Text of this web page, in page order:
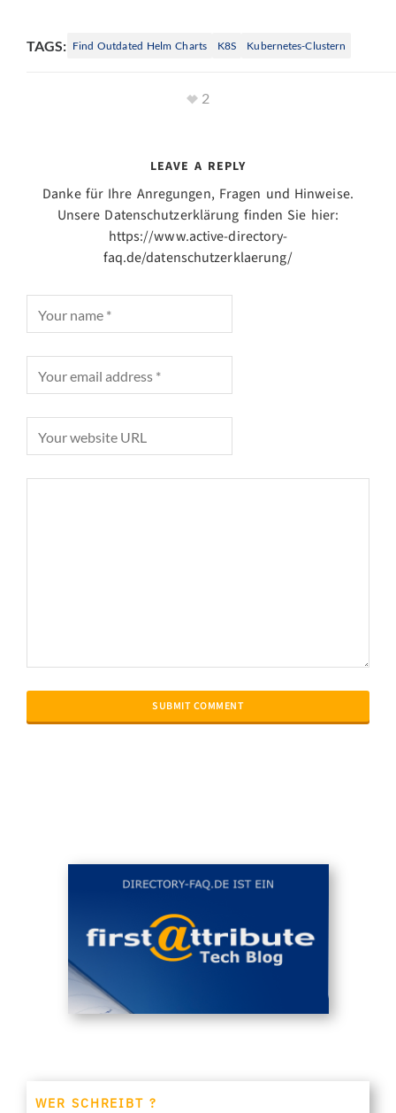
TAGS: Find Outdated Helm Charts K8S Kubernetes-Clustern
2
LEAVE A REPLY
Danke für Ihre Anregungen, Fragen und Hinweise.
Unsere Datenschutzerklärung finden Sie hier:
https://www.active-directory-
faq.de/datenschutzerklaerung/
WER SCHREIBT ?